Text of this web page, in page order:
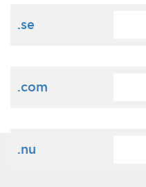
.se
.com
.nu